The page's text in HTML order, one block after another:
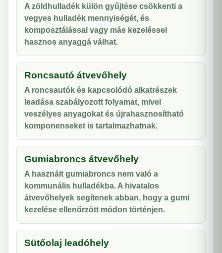
A zöldhulladék külön gyűjtése csökkenti a
vegyes hulladék mennyiségét, és
komposztálással vagy más kezeléssel
hasznos anyaggá válhat.
Roncsautó átvevőhely
A roncsautók és kapcsolódó alkatrészek
leadása szabályozott folyamat, mivel
veszélyes anyagokat és újrahasznosítható
komponenseket is tartalmazhatnak.
Gumiabroncs átvevőhely
A használt gumiabroncs nem való a
kommunális hulladékba. A hivatalos
átvevőhelyek segítenek abban, hogy a gumi
kezelése ellenőrzött módon történjen.
Sütőolaj leadóhely